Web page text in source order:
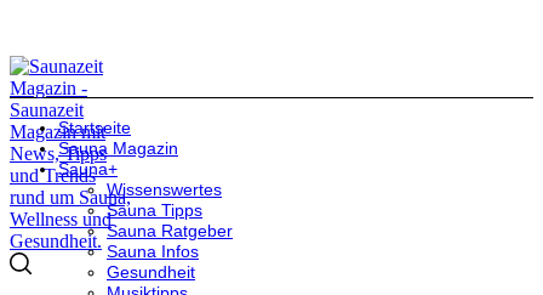
Startseite
Sauna Magazin
Sauna+
Wissenswertes
Sauna Tipps
Sauna Ratgeber
Sauna Infos
Gesundheit